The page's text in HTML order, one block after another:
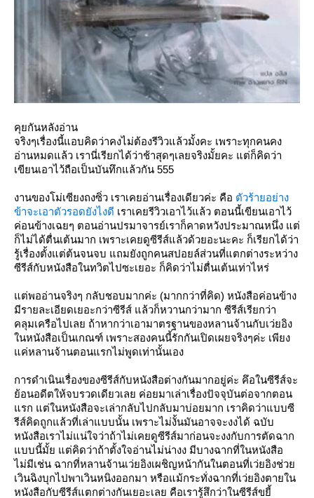
คุยกันหลังอ่าน
จริงๆเรื่องนี้แอบคิดว่าคงไม่ต้องรีวิวแล้วมั้งคะ เพราะทุกคนคง
อ่านหมดแล้ว เรานี่เรียกได้ว่าช้าสุดๆเลยจริงมั้ยคะ แต่ก็คิดว่า
เขียนเอาไว้ถือเป็นบันทึกแล้วกัน 555
งานของโม่เซียงถงซิ่ว เราเคยอ่านเรื่องเดียวค่ะ คือ ตัวร้ายอย่าง
ข้าจะเอาตัวรอดยังไงดี เราเคยรีวิวเอาไว้แล้ว ตอนนี้เขียนเอาไว้
ค่อนข้างเฉยๆ ตอนอ่านปรมาจารย์เราก็คาดหวังประมาณหนึ่ง แต่
ก็ไม่ได้ตื่นเต้นมาก เพราะเคยดูซีรีส์แล้วด้วยอะนะคะ ก็เรียกได้ว่า
รู้เรื่องตั้งแต่ต้นจนจบ แถมยังถูกคนสปอยล์ส่วนที่แตกต่างระหว่าง
ซีรีส์กับหนังสือในทวิตไปซะเยอะ ก็คิดว่าไม่ตื่นเต้นเท่าไหร่
ต่พออ่านจริงๆ กลับชอบมากค่ะ (มากกว่าที่คิด) หนังสือค่อนข้าง
มีรายละเอียดเยอะกว่าซีรีส์ แล้วก็หวานกว่ามาก ซีรีส์เรียกว่า
คลุมเครือไปเลย ถ้าหากว่าเอามาตรฐานของหลานจ้านกับเว่ยอิง
นหนังสือเป็นเกณฑ์ เพราะสองคนนี้รักกันเปิดเผยจริงๆค่ะ เพียง
ค่หลานจ้านตอนแรกไม่พูดเท่านั้นเอง
การดำเนินเรื่องของซีรีส์กับหนังสือต่างกันมากอยู่ค่ะ คึอในซีรีส์จะ
้อนอดีตให้จบรวดเดียวเลย ค่อยมาเล่าเรื่องปัจจุบันต่อจากตอน
รก แต่ในหนังสือจะเล่ากลับไปกลับมาบ่อยมาก เราคิดว่าแบบซี
รีส์คิดถูกแล้วที่เล่าแบบนั้น เพราะไม่งั้นมันอาจจะงงได้ ฉบับ
หนังสือเราไม่แน่ใจว่าถ้าไม่เคยดูซีรีส์มาก่อนจะงงกับการตัดฉาก
บบนี้มั้ย แต่คิดว่าถ้าตั้งใจอ่านไม่น่างง มีบางฉากที่ในหนังสือ
ไม่มีเช่น ฉากที่หลานจ้านเว่ยอิงเผชิญหน้ากันในตอนที่เว่ยอิงช่ว
เวินฉิงบุกไปพาเวินหนิงออกมา หรือแม้กระทั่งฉากที่เว่ยอิงตายใน
หนังสือกับซีรีส์แตกต่างกันเยอะเลย คือเรารู้สึกว่าในซีรีส์ขยี้